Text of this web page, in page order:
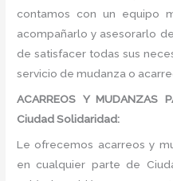
contamos con un equipo
acompañarlo y asesorarlo
de satisfacer todas sus
servicio de mudanza o
ACARREOS Y MUDANZAS
Ciudad Solidaridad:
Le ofrecemos acarreos y
en cualquier parte de